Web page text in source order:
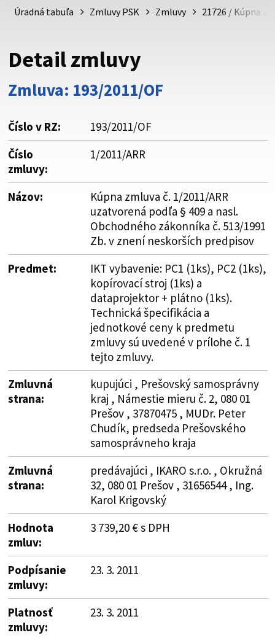
psk.sk.
Buďte pozorní a vždy sa uistite, že zdieľate informácie iba
cez zabezpečenú webovú stránku. Zabezpečená stránka
vždy začína https:// pred názvom domény webového sídla.
Úradná tabuľa Zmluvy PSK Zmluvy 21726 / Kúpna
Detail zmluvy
Zmluva: 193/2011/OF
Číslo v RZ:
193/2011/OF
Číslo
zmluvy:
1/2011/ARR
Názov:
Kúpna zmluva č. 1/2011/ARR
uzatvorená podľa § 409 a nasl.
Obchodného zákonníka č. 513/1991
Zb. v znení neskorších predpisov
Predmet:
IKT vybavenie: PC1 (1ks), PC2 (1ks),
kopírovací stroj (1ks) a
dataprojektor + plátno (1ks).
Technická špecifikácia a
jednotkové ceny k predmetu
zmluvy sú uvedené v prílohe č. 1
tejto zmluvy.
Zmluvná
strana:
kupujúci , Prešovský samosprávny
kraj , Námestie mieru č. 2, 080 01
Prešov , 37870475 , MUDr. Peter
Chudík, predseda Prešovského
samosprávneho kraja
Zmluvná
strana:
predávajúci , IKARO s.r.o. , Okružná
32, 080 01 Prešov , 31656544 , Ing.
Karol Krigovský
Hodnota
zmluv:
3 739,20 € s DPH
Podpísanie
zmluvy:
23. 3. 2011
Platnosť
zmluvy:
23. 3. 2011